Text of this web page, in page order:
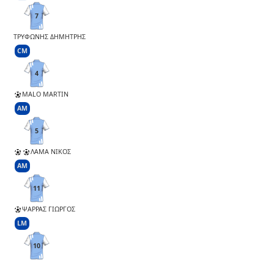
7
ΤΡΥΦΩΝΗΣ ΔΗΜΗΤΡΗΣ
CM
4
MALO MARTIN
AM
5
ΛΑΜΑ ΝΙΚΟΣ
AM
11
ΨΑΡΡΑΣ ΓΙΩΡΓΟΣ
LM
10